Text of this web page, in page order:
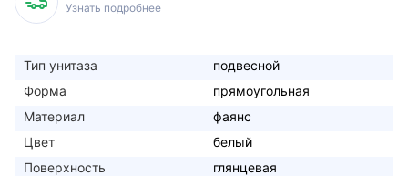
Узнать подробнее
Тип унитаза
подвесной
Форма
прямоугольная
Материал
фаянс
Цвет
белый
Поверхность
глянцевая